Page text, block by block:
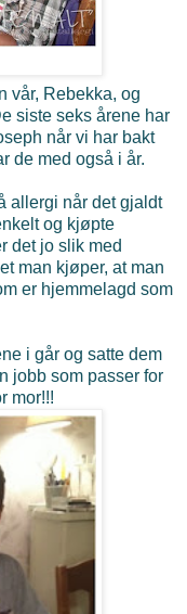
vår, Rebekka, og
siste seks årene har
når vi har bakt
de med også i år.
allergi når det gjaldt
og kjøpte
det jo slik med
man kjøper, at man
er hjemmelagd som
i går og satte dem
jobb som passer for
mor!!!